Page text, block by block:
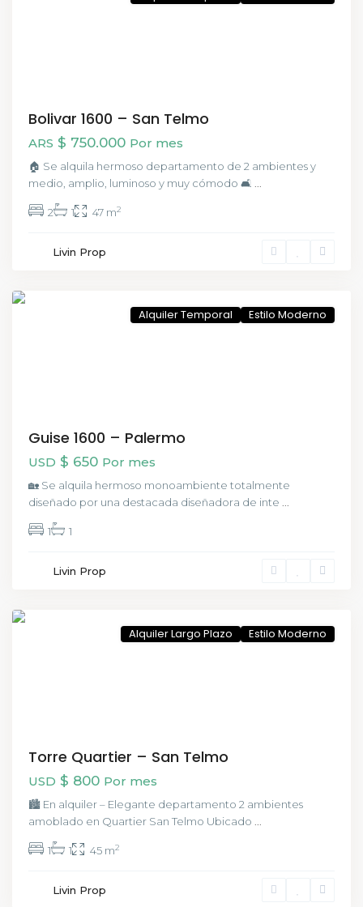
Bolivar 1600 – San Telmo
ARS $ 750.000 Por mes
🏠 Se alquila hermoso departamento de 2 ambientes y
medio, amplio, luminoso y muy cómodo 🛋️
2 1 47 m2
Livin Prop
Alquiler Temporal Estilo Moderno
Guise 1600 – Palermo
USD $ 650 Por mes
🏡 Se alquila hermoso monoambiente totalmente
diseñado por una destacada diseñadora de inte
1 1
Livin Prop
Alquiler Largo Plazo Estilo Moderno
Torre Quartier – San Telmo
USD $ 800 Por mes
🏙️ En alquiler – Elegante departamento 2 ambientes
amoblado en Quartier San Telmo Ubicado
1 1 45 m2
Livin Prop
Balvanera,